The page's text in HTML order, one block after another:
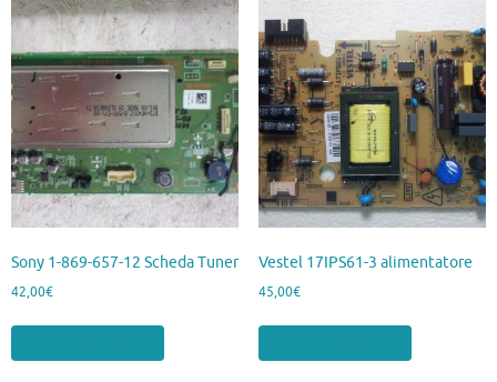
Sony 1-869-657-12 Scheda Tuner
42,00€
Vestel 17IPS61-3 alimentatore
45,00€